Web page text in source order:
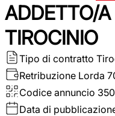
ADDETTO/
TIROCINIO
Tipo di contratto
Retribuzione Lorda
Codice annuncio
Data di